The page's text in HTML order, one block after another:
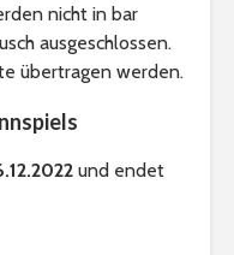
nicht in bar
ausgeschlossen.
übertragen werden.
und endet